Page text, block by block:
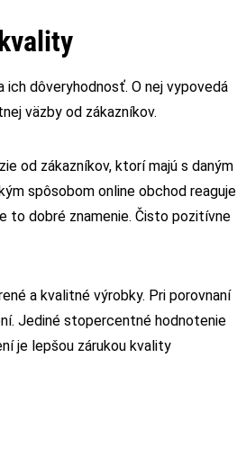
dôveryhodnosť. O nej vypovedá
väzby od zákazníkov.
od zákazníkov, ktorí majú s daným
spôsobom online obchod reaguje
to dobré znamenie. Čisto pozitívne
a kvalitné výrobky. Pri porovnaní
Jediné stopercentné hodnotenie
je lepšou zárukou kvality